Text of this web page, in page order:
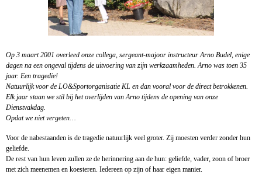
Op 3 maart 2001 overleed onze collega, sergeant-majoor instructeur Arno Budel, enige
dagen na een ongeval tijdens de uitvoering van zijn werkzaamheden. Arno was toen 35
jaar. Een tragedie!
Natuurlijk voor de LO&Sportorganisatie KL en dan vooral voor de direct betrokkenen.
Elk jaar staan we stil bij het overlijden van Arno tijdens de opening van onze
Dienstvakdag.
Opdat we niet vergeten…
Voor de nabestaanden is de tragedie natuurlijk veel groter. Zij moesten verder zonder hun
geliefde.
De rest van hun leven zullen ze de herinnering aan de hun: geliefde, vader, zoon of broer
met zich meenemen en koesteren. Iedereen op zijn of haar eigen manier.